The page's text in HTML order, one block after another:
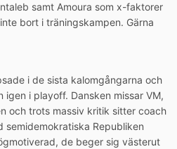
samt Amoura som x-faktorer
bort i träningskampen. Gärna
i de sista kalomgångarna och
i playoff. Dansken missar VM,
och trots massiv kritik sitter coach
semidemokratiska Republiken
de beger sig västerut